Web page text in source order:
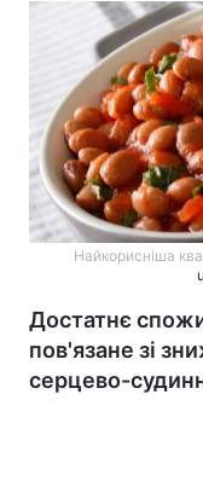
Найкорисніша
Достатнє
пов'язане зі
серцево-